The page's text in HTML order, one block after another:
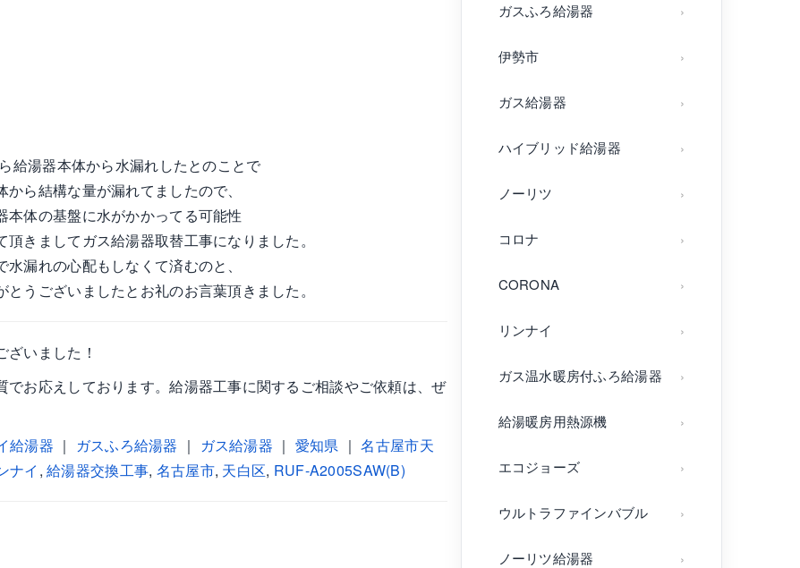
給湯器本体から水漏れしたとのことで
ら結構な量が漏れてましたので、
体の基盤に水がかかってる可能性
きましてガス給湯器取替工事になりました。
漏れの心配もしなくて済むのと、
うございましたとお礼のお言葉頂きました。
いました！
お応えしております。給湯器工事に関するご相談やご依頼は、ぜ
給湯器 ｜ ガスふろ給湯器 ｜ ガス給湯器 ｜ 愛知県 ｜名古屋市天
ナイ ,給湯器交換工事, 名古屋市, 天白区, RUF-A2005SAW(B)
ガスふろ給湯器
伊勢市
ガス給湯器
ハイブリッド給湯器
ノーリツ
コロナ
CORONA
リンナイ
ガス温水暖房付ふろ給湯器
給湯暖房用熱源機
エコジョーズ
ウルトラファインバブル
ノーリツ給湯器